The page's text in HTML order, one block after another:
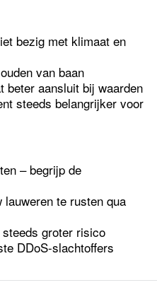
bezig met klimaat en
van baan
beter aansluit bij waarden
steeds belangrijker voor
– begrijp de
te rusten qua
groter risico
DDoS-slachtoffers